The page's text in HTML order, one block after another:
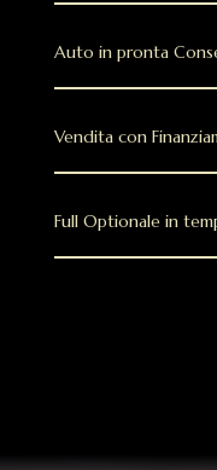
Auto in pronta
Vendita con
Full Optionale in